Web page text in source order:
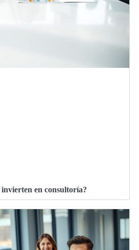
invierten en consultoría?